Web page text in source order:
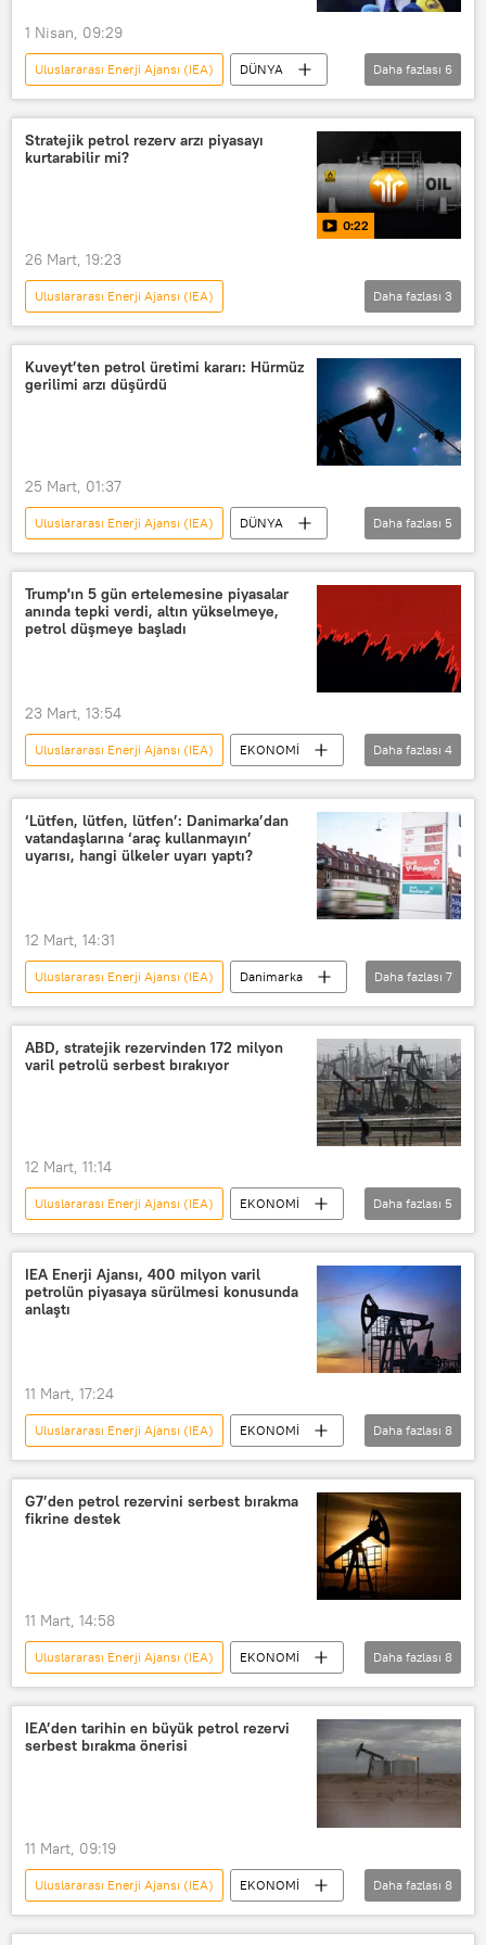
1 Nisan, 09:29
Uluslararası Enerji Ajansı (IEA)
DÜNYA
Avrupa
Avrupa Komisyonu
Brüksel
İran
Daha fazlası 6
Stratejik petrol rezerv arzı piyasayı
kurtarabilir mi?
0:22
26 Mart, 19:23
Uluslararası Enerji Ajansı (IEA)
MULTİMEDYA
İNFOGRAFİK
Petrol
VİDEO
Daha fazlası 3
Kuveyt’ten petrol üretimi kararı: Hürmüz
gerilimi arzı düşürdü
25 Mart, 01:37
Uluslararası Enerji Ajansı (IEA)
DÜNYA
Ortadoğu
Hürmüz Boğazı
Kuveyt Petrol Kurumu
Daha fazlası 5
Trump'ın 5 gün ertelemesine piyasalar
anında tepki verdi, altın yükselmeye,
petrol düşmeye başladı
23 Mart, 13:54
Uluslararası Enerji Ajansı (IEA)
EKONOMİ
İran
ABD
Altın
Petrol
Daha fazlası 4
‘Lütfen, lütfen, lütfen’: Danimarka’dan
vatandaşlarına ‘araç kullanmayın’
uyarısı, hangi ülkeler uyarı yaptı?
12 Mart, 14:31
Uluslararası Enerji Ajansı (IEA)
Danimarka
Araç
Savaş
Uyarı
İran
Vietnam
Dünya
EKONOMİ
Daha fazlası 7
ABD, stratejik rezervinden 172 milyon
varil petrolü serbest bırakıyor
12 Mart, 11:14
Uluslararası Enerji Ajansı (IEA)
EKONOMİ
ABD
Chris Wright
Donald Trump
Petrol
Daha fazlası 5
IEA Enerji Ajansı, 400 milyon varil
petrolün piyasaya sürülmesi konusunda
anlaştı
11 Mart, 17:24
Uluslararası Enerji Ajansı (IEA)
EKONOMİ
İran
Petrol
Brent petrol
küresel petrol talebi
petrol boru hattı
Petrol üretimi
Daha fazlası 8
G7’den petrol rezervini serbest bırakma
fikrine destek
11 Mart, 14:58
Uluslararası Enerji Ajansı (IEA)
EKONOMİ
G7
Almanya
Bloomberg
Berlin
İran
Petrol
Fiyat artışı
Petrol fiyatları
Daha fazlası 8
IEA’den tarihin en büyük petrol rezervi
serbest bırakma önerisi
11 Mart, 09:19
Uluslararası Enerji Ajansı (IEA)
EKONOMİ
Petrol
Brent petrol
Daha fazlası 8